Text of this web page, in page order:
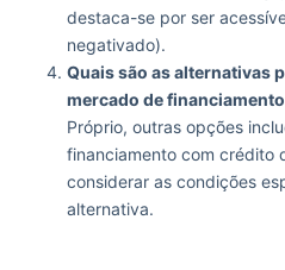
destaca-se por ser
negativado).
Quais são as alternativas
mercado de
Próprio, outras opções
financiamento com crédito
considerar as condições
alternativa.